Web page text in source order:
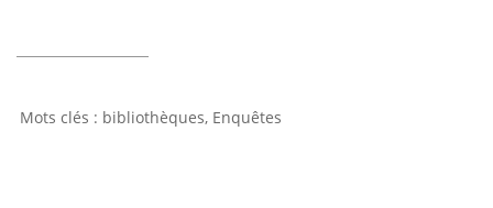
bibliothèques, Enquêtes